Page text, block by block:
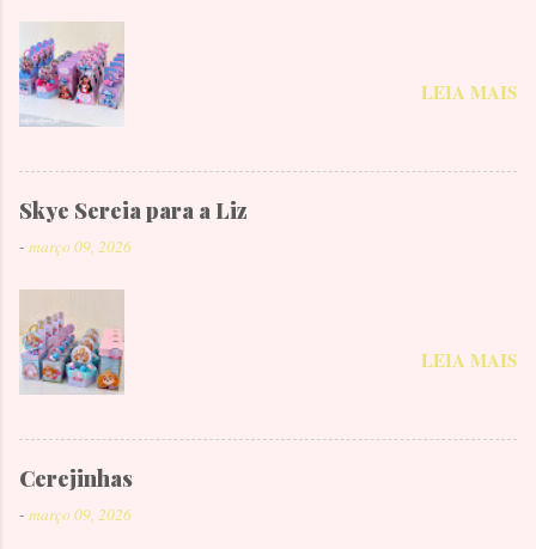
LEIA MAIS
Skye Sereia para a Liz
- março 09, 2026
LEIA MAIS
Cerejinhas
- março 09, 2026